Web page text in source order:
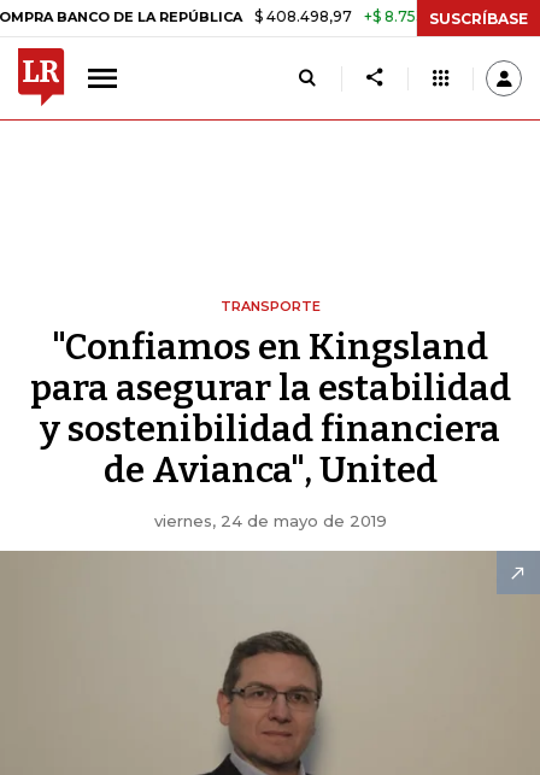
DE LA REPÚBLICA $ 408.498,97 +$ 8.753,81 +2,19% TASA
SUSCRÍBASE
TRANSPORTE
"Confiamos en Kingsland
para asegurar la estabilidad
y sostenibilidad financiera
de Avianca", United
viernes, 24 de mayo de 2019